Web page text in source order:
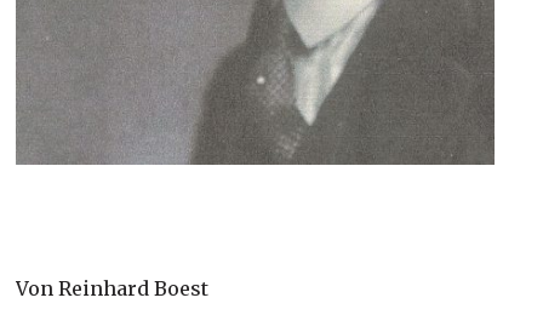
Von Reinhard Boest